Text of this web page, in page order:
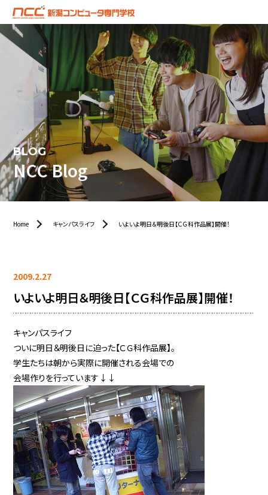
BLOG
NCC Blog
Home キャンパスライフ いよいよ明日＆明後日【ＣＧ科作品展】開催！
2009.2.27
いよいよ明日＆明後日【ＣＧ科作品展】開催！
キャンパスライフ
ついに明日＆明後日に迫った【ＣＧ科作品展】。
学生たちは朝から実際に開催される会場での
会場作りを行っています↓↓